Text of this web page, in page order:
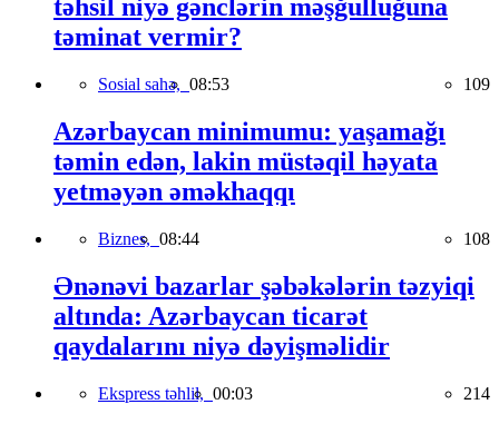
təhsil niyə gənclərin məşğulluğuna
təminat vermir?
Sosial sahə, 08:53 109
Azərbaycan minimumu: yaşamağı
təmin edən, lakin müstəqil həyata
yetməyən əməkhaqqı
Biznes, 08:44 108
Ənənəvi bazarlar şəbəkələrin təzyiqi
altında: Azərbaycan ticarət
qaydalarını niyə dəyişməlidir
Ekspress təhlil, 00:03 214